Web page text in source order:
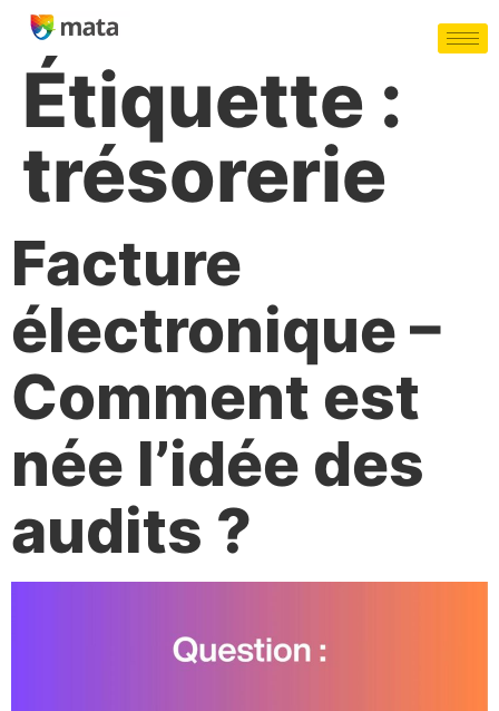
Étiquette :
trésorerie
Facture
électronique –
Comment est
née l’idée des
audits ?